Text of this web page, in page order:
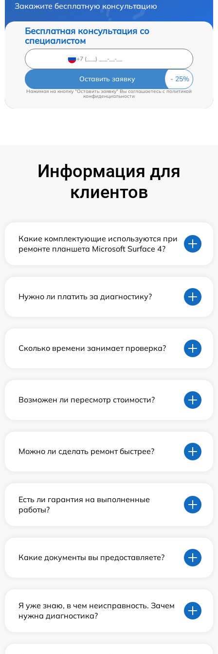
Закажите бесплатную консультацию
Бесплатная консультация со
специалистом
Оставить заявку
Нажимая на кнопку "Оставить заявку" Вы соглашаетесь cполитикой
конфиденциальности
Информация для
клиентов
Какие комплектующие используются при
ремонте планшета Microsoft Surface 4?
Нужно ли платить за диагностику?
Сколько времени занимает проверка?
Возможен ли пересмотр стоимости?
Можно ли сделать ремонт быстрее?
Есть ли гарантия на выполненные
работы?
Какие документы вы предоставляете?
Я уже знаю, в чем неисправность. Зачем
нужна диагностика?